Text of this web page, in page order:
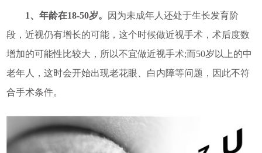
1、年龄在18-50岁。
因为未成年人还处于生长发育阶
段，近视仍有增长的可能，这个时候做近视手术，术后度数
增加的可能性比较大，所以不宜做近视手术;而50岁以上的中
老年人，这时会开始出现老花眼、白内障等问题，因此不符
合手术条件。